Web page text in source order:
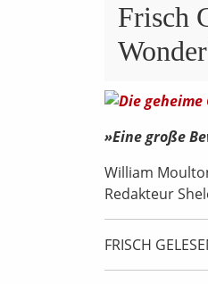
Frisch
»Eine große
William
Redakteur
FRISCH